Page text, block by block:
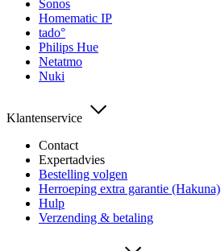
Sonos
Homematic IP
tado°
Philips Hue
Netatmo
Nuki
Klantenservice
Contact
Expertadvies
Bestelling volgen
Herroeping extra garantie (Hakuna)
Hulp
Verzending & betaling